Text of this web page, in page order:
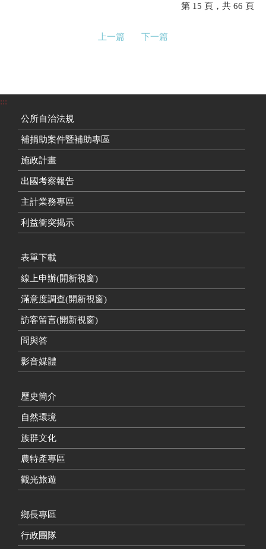
第 15 頁，共 66 頁
上一篇 下一篇
:::
公所自治法規
補捐助案件暨補助專區
施政計畫
出國考察報告
主計業務專區
利益衝突揭示
表單下載
線上申辦(開新視窗)
滿意度調查(開新視窗)
訪客留言(開新視窗)
問與答
影音媒體
歷史簡介
自然環境
族群文化
農特產專區
觀光旅遊
鄉長專區
行政團隊